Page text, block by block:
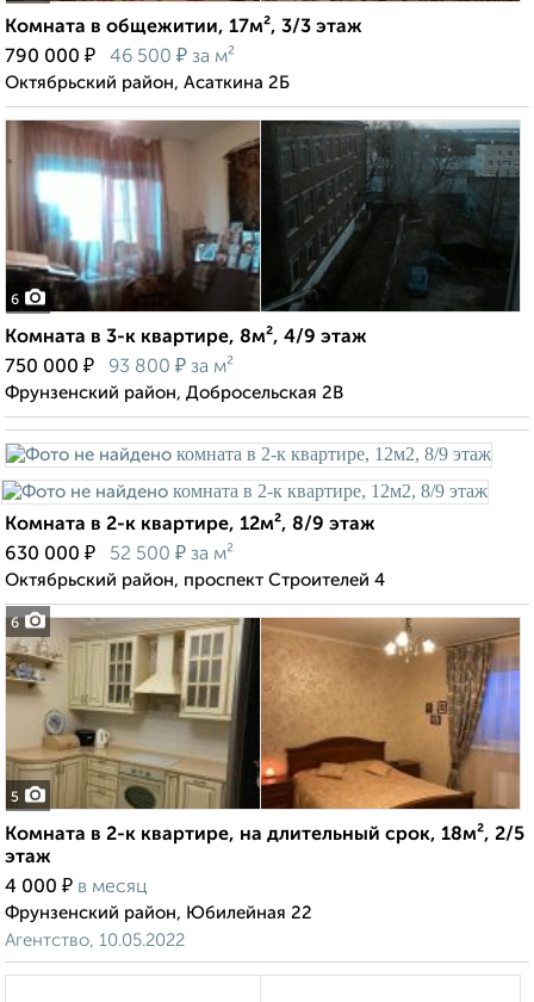
Комната в общежитии, 17м², 3/3 этаж
790 000 ₽ 46 500 ₽ за м²
Октябрьский район, Асаткина 2Б
6
Комната в 3-к квартире, 8м², 4/9 этаж
750 000 ₽ 93 800 ₽ за м²
Фрунзенский район, Добросельская 2В
6
Комната в 2-к квартире, 12м², 8/9 этаж
630 000 ₽ 52 500 ₽ за м²
Октябрьский район, проспект Строителей 4
5
Комната в 2-к квартире, на длительный срок, 18м², 2/5
этаж
4 000 ₽ в месяц
Фрунзенский район, Юбилейная 22
Агентство, 10.05.2022